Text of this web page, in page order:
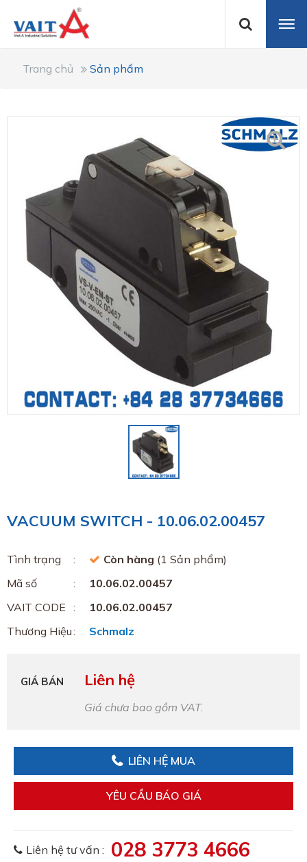
Trang chủ Sản phẩm
VACUUM SWITCH - 10.06.02.00457
Tình trạng Còn hàng (1 Sản phẩm)
Mã số
10.06.02.00457
VAIT CODE
10.06.02.00457
Thương Hiệu
Schmalz
GIÁ BÁN Liên hệ
Giá chưa bao gồm VAT.
LIÊN HỆ MUA
YÊU CẦU BÁO GIÁ
Liên hệ tư vấn : 028 3773 4666